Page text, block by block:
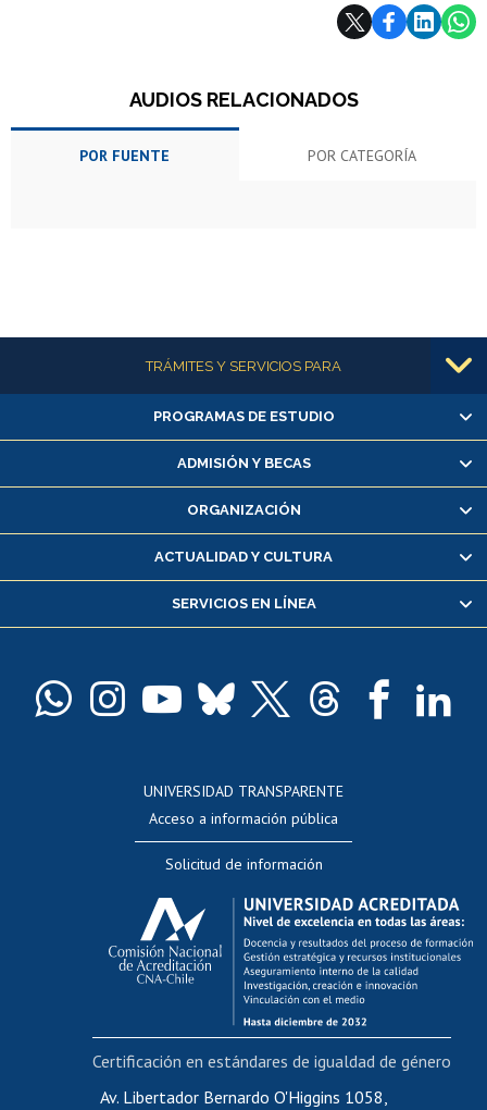
AUDIOS RELACIONADOS
POR FUENTE POR CATEGORÍA
Más informaciónTRÁMITES Y SERVICIOS PARA
Alumnas/os y exalumnas/os
Matrícula en línea
Inscripción y cambio de asignaturas
Consulta y certificado de notas
Servicio médico y dental
Pago de arancel y crédito alumnos
Docentes
Evaluación docente
Calificación académica
Postulación al AUCAI
Funcionarias/os
Cursos internos de capacitación
Bienestar del personal
Portal de movilidad interna
Certificado de renta
PROGRAMAS DE ESTUDIO
ADMISIÓN Y BECAS
ORGANIZACIÓN
ACTUALIDAD Y CULTURA
SERVICIOS EN LÍNEA
UNIVERSIDAD TRANSPARENTE
Acceso a información pública
Solicitud de información
Av. Libertador Bernardo O'Higgins 1058,
Certificación en estándares de igualdad de género